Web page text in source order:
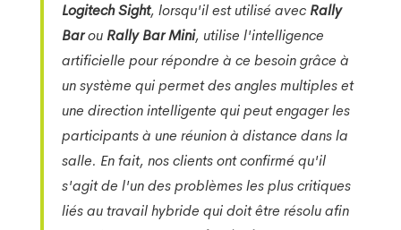
Logitech Sight, lorsqu'il est utilisé avec Rally
Barou Rally Bar Mini, utilise l'intelligence
artificielle pour répondre à ce besoin grâce à
un système qui permet des angles multiples et
une direction intelligente qui peut engager les
participants à une réunion à distance dans la
salle. En fait, nos clients ont confirmé qu'il
s'agit de l'un des problèmes les plus critiques
liés au travail hybride qui doit être résolu afin